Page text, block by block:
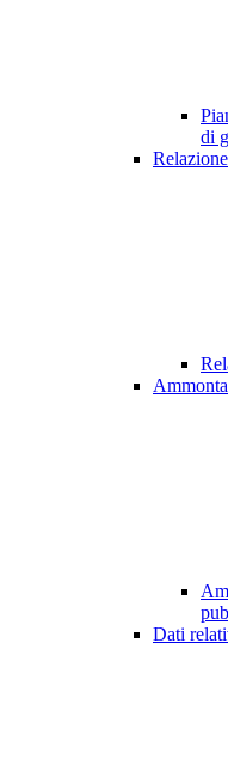
di
Dati